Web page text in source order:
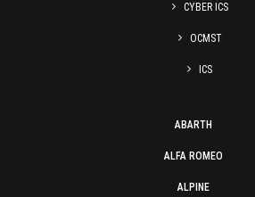
CYBER ICS
OCMST
ICS
ABARTH
ALFA ROMEO
ALPINE